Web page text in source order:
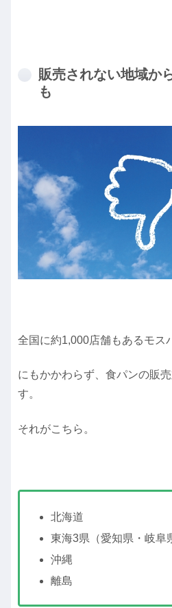
販売されない地域か
も
全国に約1,000店舗もあるモス
にもかかわらず、食パンの販
す。
それがこちら。
北海道
東海3県（愛知県・岐阜
沖縄
離島